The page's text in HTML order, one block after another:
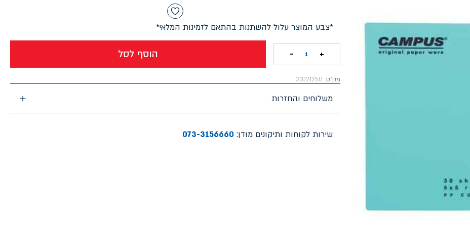
*צבע המוצר עלול להשתנות בהתאם לזמינות המלאי*
הוסף לסל +
1
-
מק"ט: 31021250
משלוחים והחזרות
שירות לקוחות ותיקונים מודן: 073-3156660